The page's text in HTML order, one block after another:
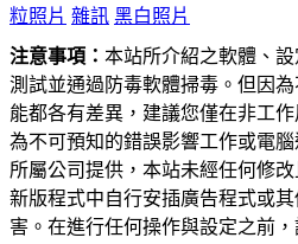
粒照片 雜訊 黑白照片
注意事項： 本站所介紹之軟體、
測試並通過防毒軟體掃毒。但因
能都各有差異，建議您僅在非工
為不可預知的錯誤影響工作或電
所屬公司提供，本站未經任何修
新版程式中自行安插廣告程式或
害。在進行任何操作與設定之前